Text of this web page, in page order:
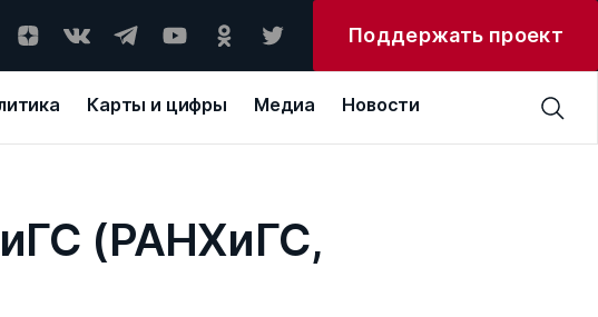
Поддержать проект
Карты и цифры Медиа Новости
(РАНХиГС,